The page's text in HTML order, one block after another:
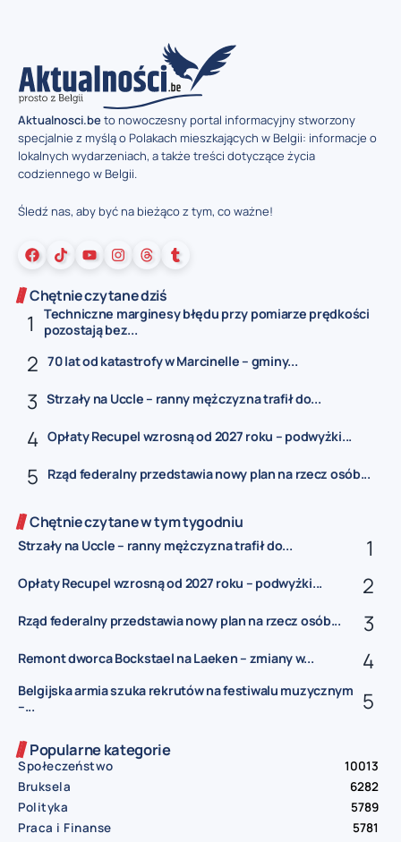
Aktualnosci.beto nowoczesny portal informacyjny stworzony
specjalnie z myślą o Polakach mieszkających w Belgii: informacje o
lokalnych wydarzeniach, a także treści dotyczące życia
codziennego w Belgii.
Śledź nas, aby być na bieżąco z tym, co ważne!
Chętnie czytane dziś
Techniczne marginesy błędu przy pomiarze prędkości
pozostają bez...
70 lat od katastrofy w Marcinelle – gminy...
Strzały na Uccle – ranny mężczyzna trafił do...
Opłaty Recupel wzrosną od 2027 roku – podwyżki...
Rząd federalny przedstawia nowy plan na rzecz osób...
Chętnie czytane w tym tygodniu
Strzały na Uccle – ranny mężczyzna trafił do...
Opłaty Recupel wzrosną od 2027 roku – podwyżki...
Rząd federalny przedstawia nowy plan na rzecz osób...
Remont dworca Bockstael na Laeken – zmiany w...
Belgijska armia szuka rekrutów na festiwalu muzycznym
–...
Popularne kategorie
Społeczeństwo
10013
Bruksela
6282
Polityka
5789
Praca i Finanse
5781